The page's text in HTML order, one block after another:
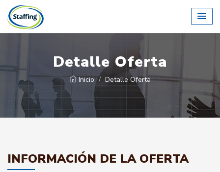
Detalle Oferta
Inicio Detalle Oferta
INFORMACIÓN DE LA OFERTA